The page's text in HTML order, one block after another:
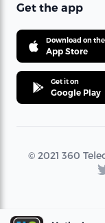
Get the app
Download on the
App Store
Get it on
Google Play
© 2021 360